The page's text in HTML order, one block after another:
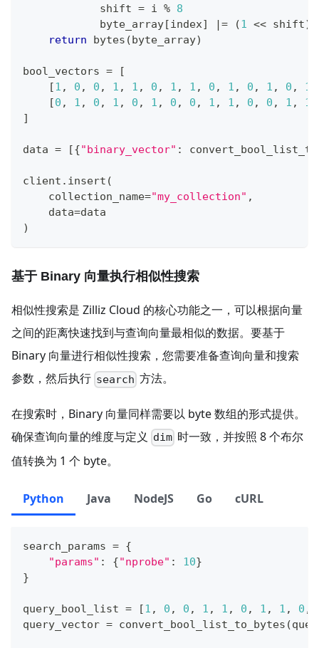
            shift
= i % 8
            byte_array
[index] |= (1 << shift)
return
bytes (byte_array)
bool_vectors =
[
[1 , 0 , 0 , 1 , 1 , 0 , 1 , 1 , 0 , 1 , 0 , 1 , 0 , 1
[0 , 1 , 0 , 1 , 0 , 1 , 0 , 0 , 1 , 1 , 0 , 0 , 1 , 1
]
data = [{"binary_vector" :
client . insert (
    collection_name
="my_collection" ,
    data
=data
)
基于 Binary 向量执行相似性搜索
相似性搜索是 Zilliz Cloud 的核心功能之一，可以根据向量
之间的距离快速找到与查询向量最相似的数据。要基于
Binary 向量进行相似性搜索，您需要准备查询向量和搜索
参数，然后执行 search 方法。
在搜索时，Binary 向量同样需要以 byte 数组的形式提供。
确保查询向量的维度与定义
dim 时一致，并按照 8 个布尔
值转换为 1 个 byte。
Python Java NodeJS Go cURL
search_params = {
"params" : {"nprobe" : 10}
}
query_bool_list = [1 , 0 , 0 , 1 , 1 , 0 , 1 , 1 , 0 ,
query_vector = convert_bool_list_to_bytes (